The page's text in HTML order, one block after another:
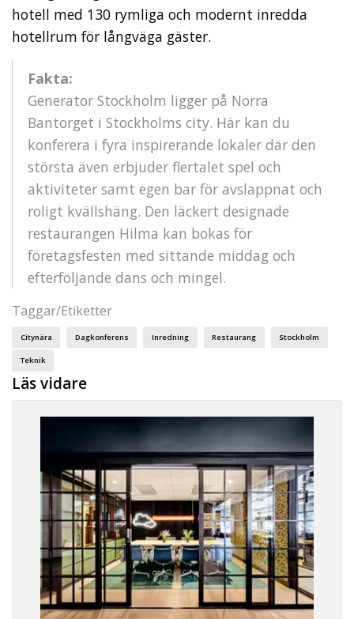
hotell med 130 rymliga och modernt inredda
hotellrum för långväga gäster.
Fakta:
Generator Stockholm ligger på Norra
Bantorget i Stockholms city. Här kan du
konferera i fyra inspirerande lokaler där den
största även erbjuder flertalet spel och
aktiviteter samt egen bar för avslappnat och
roligt kvällshäng. Den läckert designade
restaurangen Hilma kan bokas för
företagsfesten med sittande middag och
efterföljande dans och mingel.
Taggar/Etiketter
Citynära Dagkonferens Inredning Restaurang Stockholm
Teknik
Läs vidare